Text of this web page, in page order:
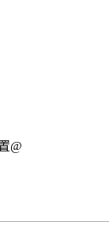
@